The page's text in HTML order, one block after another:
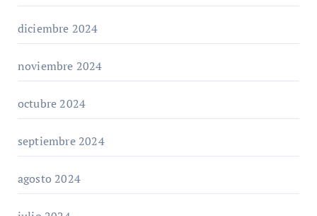
diciembre 2024
noviembre 2024
octubre 2024
septiembre 2024
agosto 2024